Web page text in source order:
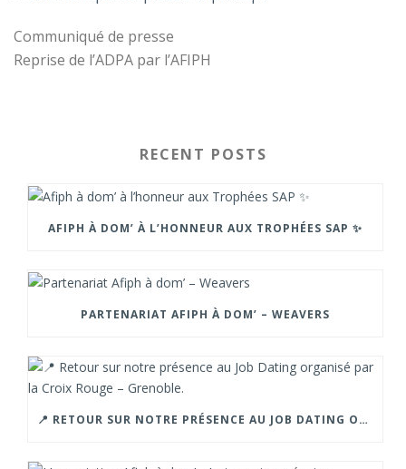
Communiqué de presse
Reprise de l’ADPA par l’AFIPH
RECENT POSTS
AFIPH À DOM’ À L’HONNEUR AUX TROPHÉES SAP ✨
PARTENARIAT AFIPH À DOM’ – WEAVERS
📍 RETOUR SUR NOTRE PRÉSENCE AU JOB DATING ORGANISÉ PAR LA CROIX ROUGE – GRENOBLE.